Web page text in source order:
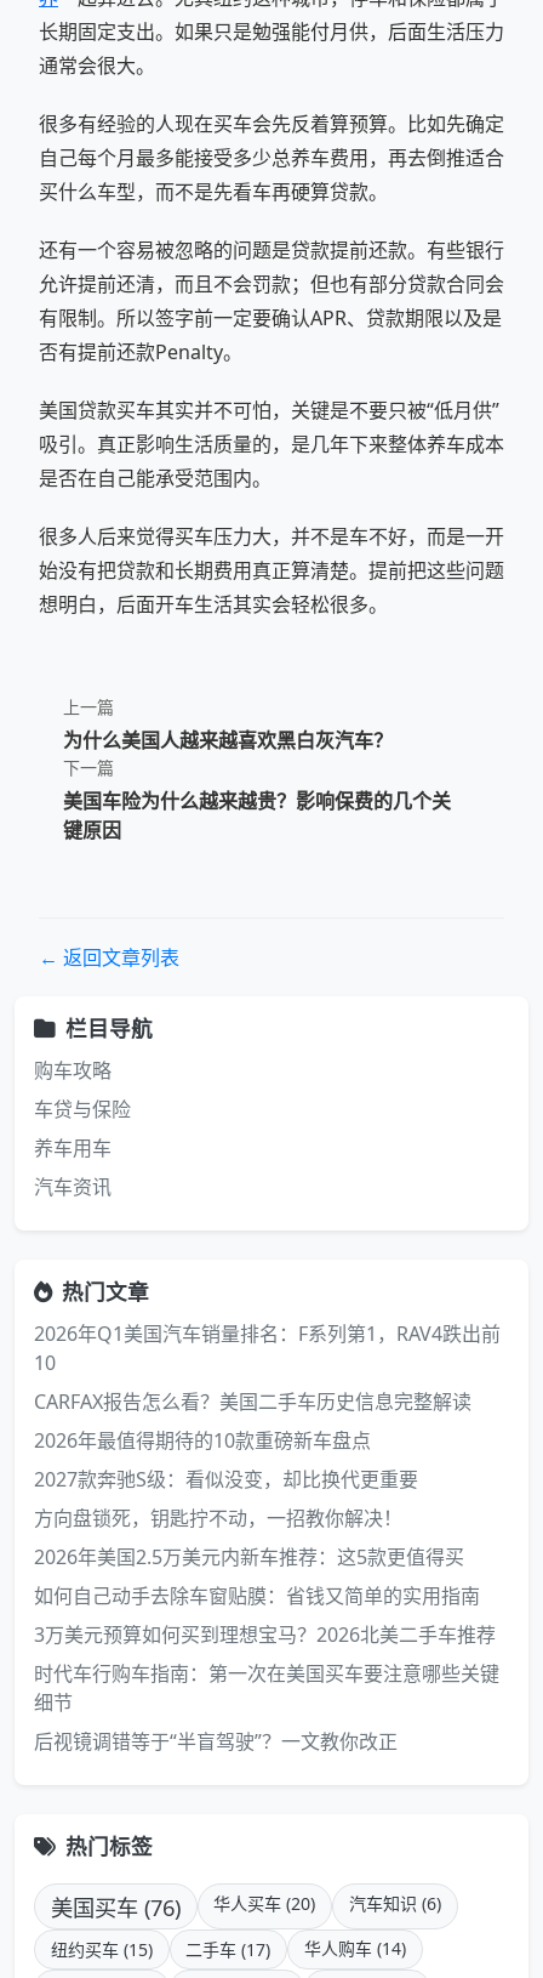
长期固定支出。如果只是勉强能付月供，后面生活压力
通常会很大。
很多有经验的人现在买车会先反着算预算。比如先确定
自己每个月最多能接受多少总养车费用，再去倒推适合
买什么车型，而不是先看车再硬算贷款。
还有一个容易被忽略的问题是贷款提前还款。有些银行
允许提前还清，而且不会罚款；但也有部分贷款合同会
有限制。所以签字前一定要确认APR、贷款期限以及是
否有提前还款Penalty。
美国贷款买车其实并不可怕，关键是不要只被“低月供”
吸引。真正影响生活质量的，是几年下来整体养车成本
是否在自己能承受范围内。
很多人后来觉得买车压力大，并不是车不好，而是一开
始没有把贷款和长期费用真正算清楚。提前把这些问题
想明白，后面开车生活其实会轻松很多。
上一篇
为什么美国人越来越喜欢黑白灰汽车？
下一篇
美国车险为什么越来越贵？影响保费的几个关
键原因
← 返回文章列表
栏目导航
购车攻略
车贷与保险
养车用车
汽车资讯
热门文章
2026年Q1美国汽车销量排名：F系列第1，RAV4跌出前
10
CARFAX报告怎么看？美国二手车历史信息完整解读
2026年最值得期待的10款重磅新车盘点
2027款奔驰S级：看似没变，却比换代更重要
方向盘锁死，钥匙拧不动，一招教你解决！
2026年美国2.5万美元内新车推荐：这5款更值得买
如何自己动手去除车窗贴膜：省钱又简单的实用指南
3万美元预算如何买到理想宝马？2026北美二手车推荐
时代车行购车指南：第一次在美国买车要注意哪些关键
细节
后视镜调错等于“半盲驾驶”？一文教你改正
热门标签
美国买车 (76) 华人买车 (20) 汽车知识 (6)
纽约买车 (15) 二手车 (17)
华人购车 (14)